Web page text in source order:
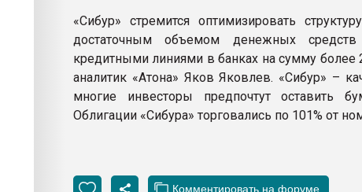
«Сибур» стремится оптимизировать
достаточным объемом денежных
кредитными линиями в банках на сумму более
аналитик «Атона» Яков Яковлев. «Сибур» –
многие инвесторы предпочтут оставить
Облигации «Сибура» торговались по 101% от